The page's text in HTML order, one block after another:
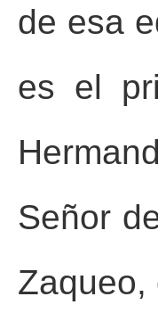
de esa
es el
Señor
Zaqueo,